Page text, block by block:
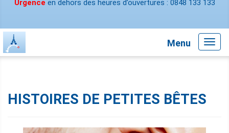
Urgence en dehors des heures d’ouvertures : 0848 133 133
Menu
HISTOIRES DE PETITES BÊTES